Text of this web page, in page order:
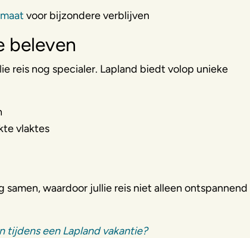
voor bijzondere verblijven
beleven
reis nog specialer. Lapland biedt volop unieke
vlaktes
waardoor jullie reis niet alleen ontspannend
tijdens een Lapland vakantie?